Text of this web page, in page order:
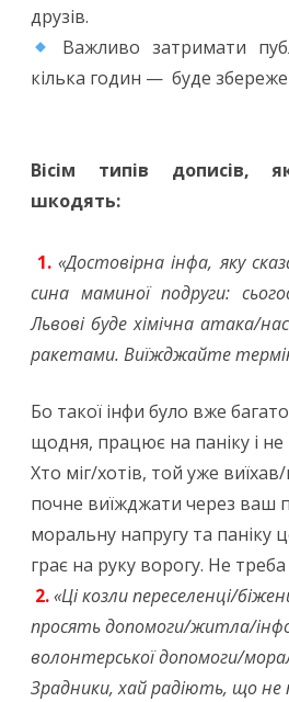
друзів.
Важливо затримати
кілька годин — буде
Вісім типів дописів,
шкодять:
1. «Достовірна інфа, яку
сина маминої подруги:
Львові буде хімічна атака/
ракетами. Виїжджайте
Бо такої інфи було вже
щодня, працює на паніку і не
Хто міг/хотів, той уже
почне виїжджати через ваш
моральну напругу та паніку
грає на руку ворогу. Не треба
2.«Ці козли переселенці/
просять допомоги/житла/
волонтерської допомоги/
Зрадники, хай радіють, що не